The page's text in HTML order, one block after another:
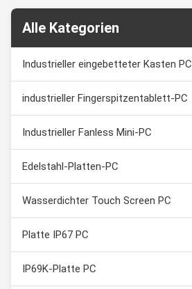
Alle Kategorien
Industrieller eingebetteter Kasten PC
Kapazitiver Noten-Monitor
industrieller Fingerspitzentablett-PC
Industrieller Fanless Mini-PC
Edelstahl-Platten-PC
Wasserdichter Touch Screen PC
Platte IP67 PC
IP69K-Platte PC